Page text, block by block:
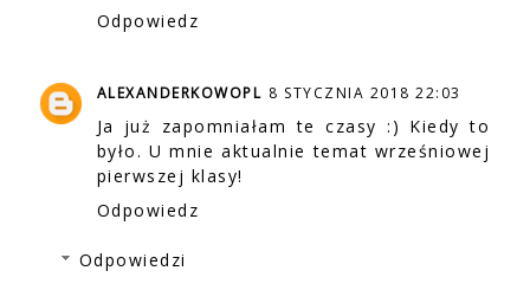
Odpowiedz
ALEXANDERKOWOPL 8 STYCZNIA 2018 22:03
Ja już zapomniałam te czasy :) Kiedy to
było. U mnie aktualnie temat wrześniowej
pierwszej klasy!
Odpowiedz
Odpowiedzi